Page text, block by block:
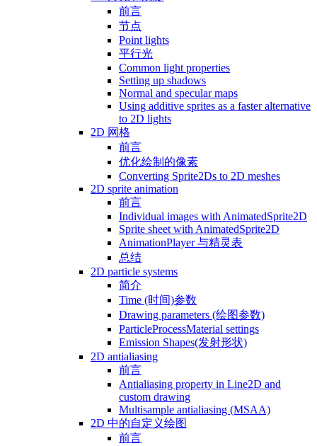
前言
节点
Point lights
平行光
Common light properties
Setting up shadows
Normal and specular maps
Using additive sprites as a faster alternative
to 2D lights
2D 网格
前言
优化绘制的像素
Converting Sprite2Ds to 2D meshes
2D sprite animation
前言
Individual images with AnimatedSprite2D
Sprite sheet with AnimatedSprite2D
AnimationPlayer 与精灵表
总结
2D particle systems
简介
Time (时间)参数
Drawing parameters (绘图参数)
ParticleProcessMaterial settings
Emission Shapes(发射形状)
2D antialiasing
前言
Antialiasing property in Line2D and
custom drawing
Multisample antialiasing (MSAA)
2D 中的自定义绘图
前言